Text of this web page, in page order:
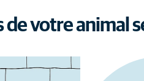
votre animal